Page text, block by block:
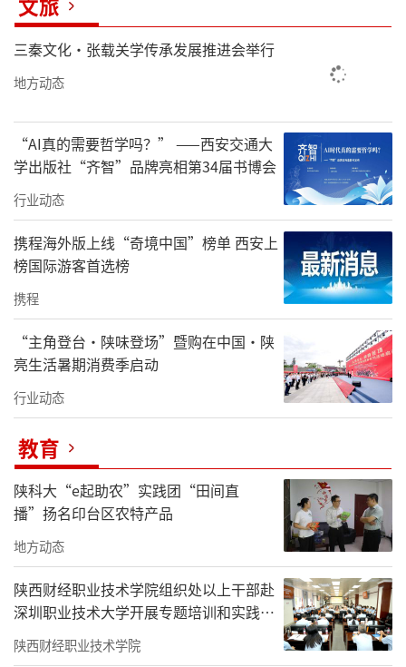
文旅
三秦文化·张载关学传承发展推进会举行
地方动态
“AI真的需要哲学吗？” ——西安交通大
学出版社“齐智”品牌亮相第34届书博会
行业动态
携程海外版上线“奇境中国”榜单 西安上
榜国际游客首选榜
携程
“主角登台·陕味登场”暨购在中国·陕
亮生活暑期消费季启动
行业动态
教育
陕科大“e起助农”实践团“田间直
播”扬名印台区农特产品
地方动态
陕西财经职业技术学院组织处以上干部赴
深圳职业技术大学开展专题培训和实践研
学
陕西财经职业技术学院